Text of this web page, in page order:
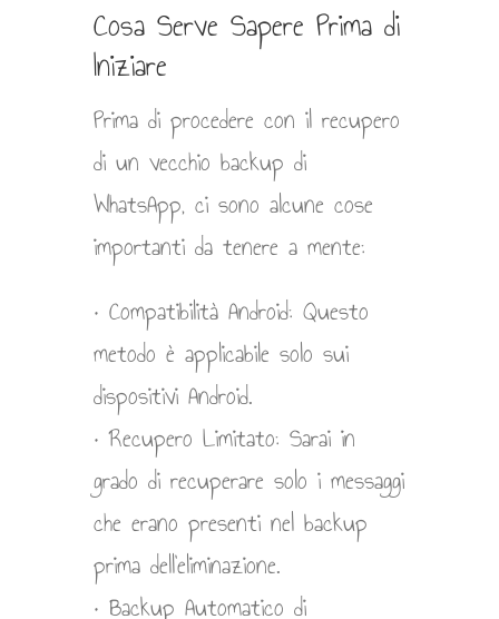
Cosa Serve Sapere Prima di
Iniziare
Prima di procedere con il recupero
di un vecchio backup di
WhatsApp, ci sono alcune cose
importanti da tenere a mente:
• Compatibilità Android: Questo
metodo è applicabile solo sui
dispositivi Android.
• Recupero Limitato: Sarai in
grado di recuperare solo i messaggi
che erano presenti nel backup
prima dell’eliminazione.
• Backup Automatico di